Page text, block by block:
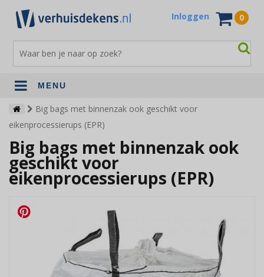
Inloggen 0
MENU
Verhuisdekens
Opslagdekens
Terrasdekens
Andere verhuismaterialen
Big bags met binnenzak ook geschikt voor
eikenprocessierups (EPR)
Big bags met binnenzak ook
geschikt voor
eikenprocessierups (EPR)